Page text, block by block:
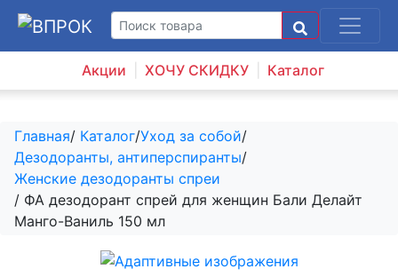
Акции ХОЧУ СКИДКУ Каталог
Главная/ Каталог/Уход за собой/
Дезодоранты, антиперспиранты/
Женские дезодоранты спреи
/ ФА дезодорант спрей для женщин Бали Делайт
Манго-Ваниль 150 мл